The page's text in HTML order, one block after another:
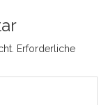
Erforderliche